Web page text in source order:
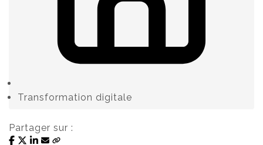
Transformation digitale
Partager sur :